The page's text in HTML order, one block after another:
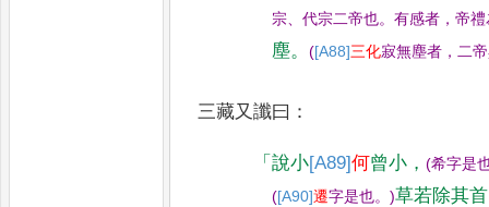
宗、代宗二帝也。有感者 ，帝禮
塵。([A88]三化寂無塵者 ，二帝
三藏又讖曰 ：
「說小[A89]何曾小 ，(希字是
([A90]遷字是也。)草若除其首